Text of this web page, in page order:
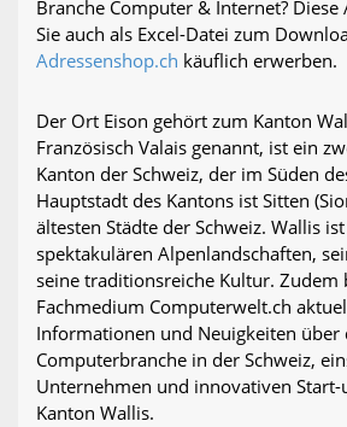
Branche Computer & Internet? Diese
Sie auch als Excel-Datei zum
Adressenshop.ch käuflich erwerben.
Der Ort Eison gehört zum Kanton
Französisch Valais genannt, ist ein
Kanton der Schweiz, der im Süden
Hauptstadt des Kantons ist Sitten
ältesten Städte der Schweiz. Wallis
spektakulären Alpenlandschaften,
seine traditionsreiche Kultur. Zudem
Fachmedium Computerwelt.ch
Informationen und Neuigkeiten über
Computerbranche in der Schweiz,
Unternehmen und innovativen Start-
Kanton Wallis.